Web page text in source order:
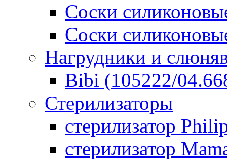
Соски
Соски
Нагрудники и
Bibi (105222/
Стерилизаторы
стерилизатор
стерилизатор